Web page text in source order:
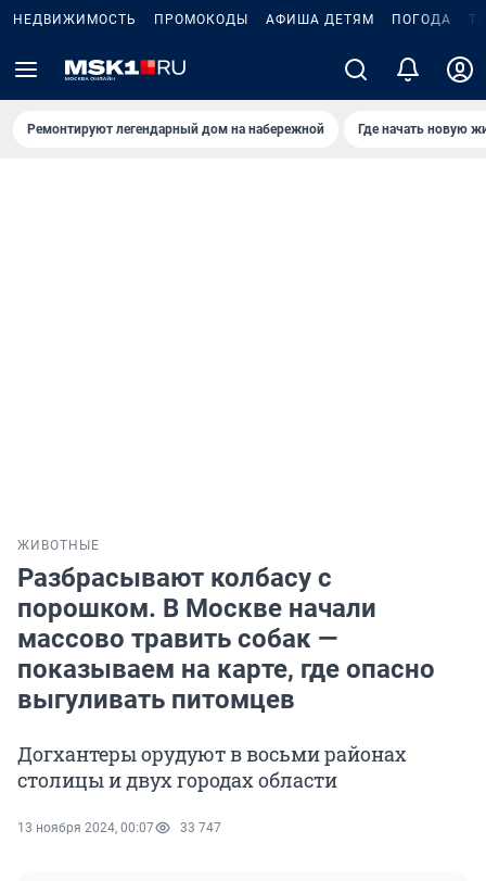
НЕДВИЖИМОСТЬ ПРОМОКОДЫ АФИША ДЕТЯМ ПОГОДА
Ремонтируют легендарный дом на набережной Где начать новую
ЖИВОТНЫЕ
Разбрасывают колбасу с
порошком. В Москве начали
массово травить собак —
показываем на карте, где опасно
выгуливать питомцев
Догхантеры орудуют в восьми районах
столицы и двух городах области
13 ноября 2024, 00:07 33 747